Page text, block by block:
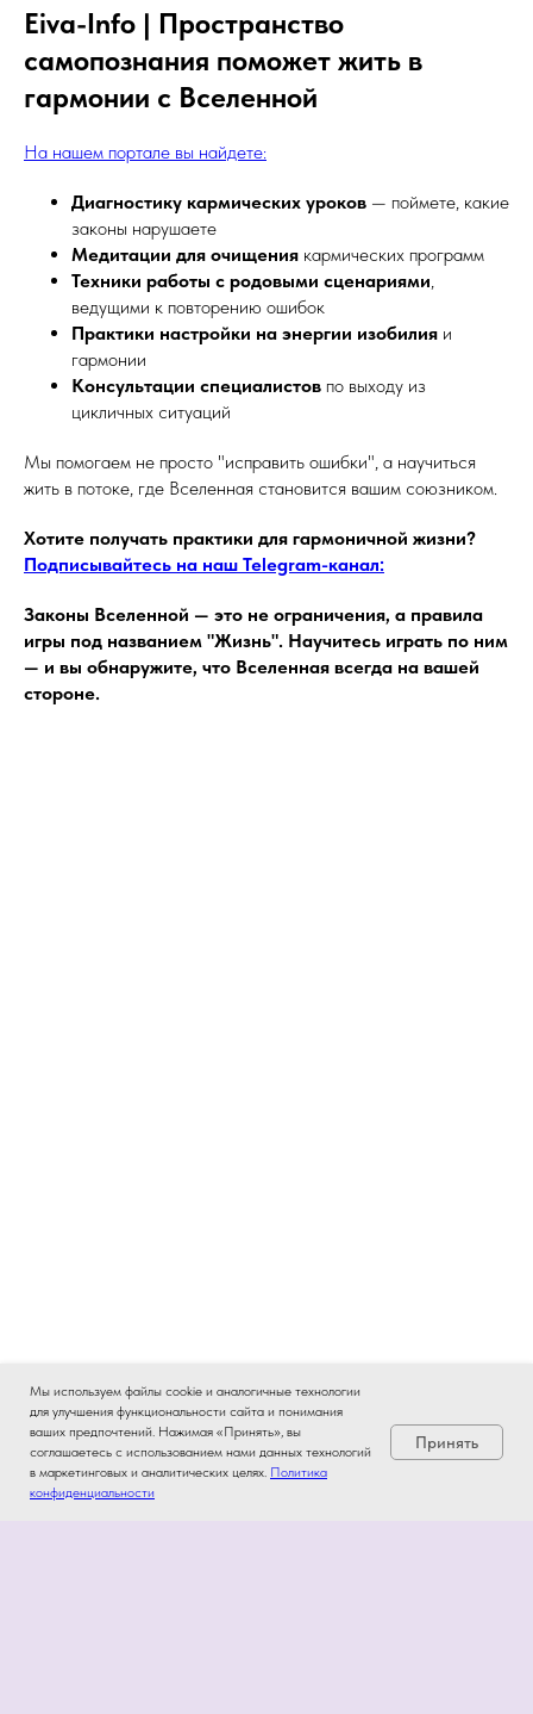
Eiva-Info | Пространство
самопознания поможет жить в
гармонии с Вселенной
На нашем портале вы найдете:
Диагностику кармических уроков — поймете, какие
законы нарушаете
Медитации для очищения кармических программ
Техники работы с родовыми сценариями
ведущими к повторению ошибок
Практики настройки на энергии изобилия и
гармонии
Консультации специалистов по выходу из
цикличных ситуаций
Мы помогаем не просто "исправить ошибки", а научиться
жить в потоке, где Вселенная становится вашим союзником.
Хотите получать практики для гармоничной жизни?
Подписывайтесь на наш Telegram-канал:
Законы Вселенной — это не ограничения, а правила
игры под названием "Жизнь". Научитесь играть по ним
— и вы обнаружите, что Вселенная всегда на вашей
стороне.
Мы используем файлы cookie и аналогичные технологии
для улучшения функциональности сайта и понимания
ваших предпочтений. Нажимая «Принять», вы
соглашаетесь с использованием нами данных технологий
в маркетинговых и аналитических целях. Политика
конфиденциальности
Принять